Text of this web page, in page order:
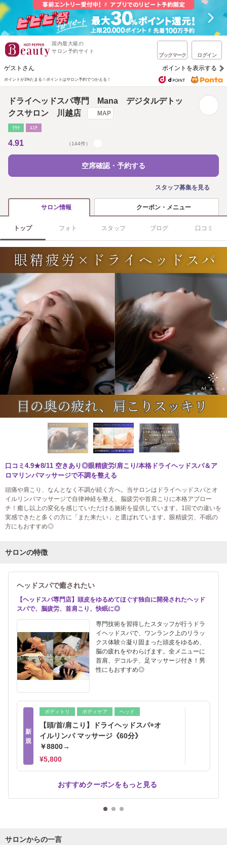
国内最大級の
サロン予約サイト
ブックマーク ログイン
ゲストさん ポイントを表示する
ポイントが1%たまる！ ポイントはサロン予約でつかえる！
ドライヘッドスパ専門 Mana デジタルデトッ
クスサロン 川越店
MAP
ﾘﾗｸ ｴｽﾃ
4.91 （144件）
空席確認・予約する
スタッフ募集を見る
サロン情報 クーポン・メニュー
トップ フォト スタッフ ブログ 口コミ
口コミ4.9★8/11 空きあり◎眼精疲労/肩こり/本格ドライヘッドスパ＆ア
ロマリンパマッサージで不調を整える
頭痛や肩こり、なんとなく不調が続く方へ。当サロンはドライヘッドスパとオ
イルリンパマッサージで自律神経を整え、脳疲労や首肩こりに本格アプロー
チ！癒し以上の変化を感じていただける施術を提供しています。1回での違いを
実感できたと多くの方に「また来たい」と選ばれています。眼精疲労、不眠の
方にもおすすめ◎
サロンの特徴
ヘッドスパで癒されたい
【ヘッドスパ専門店】頭皮をゆるめてほぐす独自に開発されたヘッド
スパで、脳疲労、首肩こり、快眠に◎
専門技術を習得したスタッフが行うドラ
イヘッドスパで、ワンランク上のリラッ
クス体験☆凝り固まった頭皮をゆるめ、
脳の疲れをやわらげます。全メニューに
首肩、デコルテ、足マッサージ付き！男
性にもおすすめ◎
新
規
ボディトリ ボディケア ヘッド
【頭/首/肩こり】ドライヘッドスパ+オ
イルリンパ マッサージ《60分》
￥8800→
¥5,800
おすすめクーポンをもっと見る
サロンからの一言